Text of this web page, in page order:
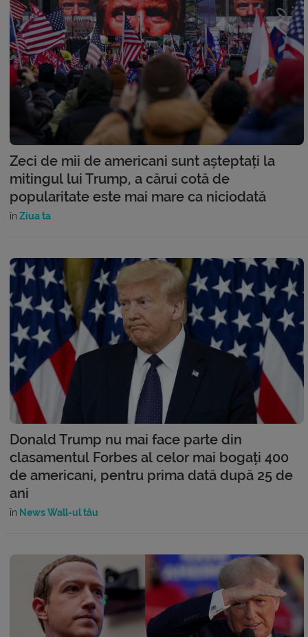
Zeci de mii de americani sunt așteptați la
mitingul lui Trump, a cărui cotă de
popularitate este mai mare ca niciodată
în Ziua ta
Donald Trump nu mai face parte din
clasamentul Forbes al celor mai bogați 400
de americani, pentru prima dată după 25 de
ani
în News Wall-ul tău